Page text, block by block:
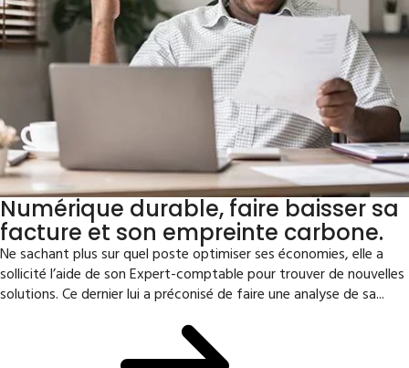
Numérique durable, faire baisser sa
facture et son empreinte carbone.
Ne sachant plus sur quel poste optimiser ses économies, elle a
sollicité l’aide de son Expert-comptable pour trouver de nouvelles
solutions. Ce dernier lui a préconisé de faire une analyse de sa...